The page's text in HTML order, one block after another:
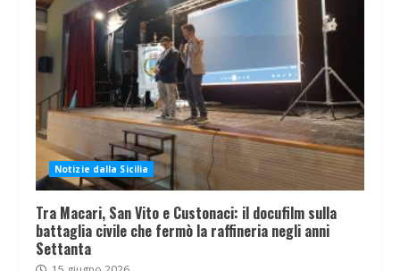
Notizie dalla Sicilia
Tra Macari, San Vito e Custonaci: il docufilm sulla
battaglia civile che fermò la raffineria negli anni
Settanta